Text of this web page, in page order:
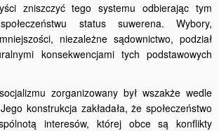
zniszczyć tego systemu odbierając tym
status suwerena. Wybory,
niezależne sądownictwo, podział
konsekwencjami tych podstawowych
zorganizowany był wszakże wedle
konstrukcja zakładała, że społeczeństwo
interesów, której obce są konflikty